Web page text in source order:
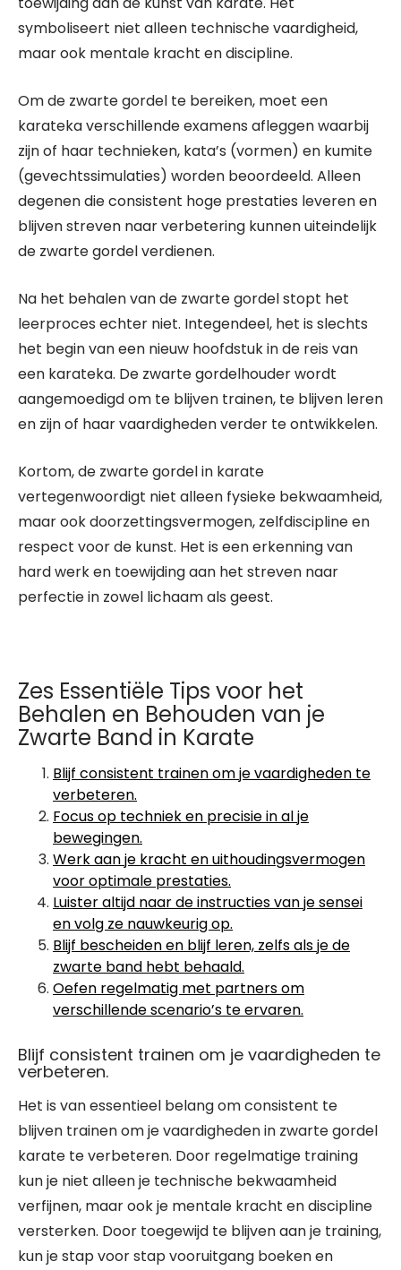
symboliseert niet alleen technische vaardigheid,
maar ook mentale kracht en discipline.
Om de zwarte gordel te bereiken, moet een
karateka verschillende examens afleggen waarbij
zijn of haar technieken, kata’s (vormen) en kumite
(gevechtssimulaties) worden beoordeeld. Alleen
degenen die consistent hoge prestaties leveren en
blijven streven naar verbetering kunnen uiteindelijk
de zwarte gordel verdienen.
Na het behalen van de zwarte gordel stopt het
leerproces echter niet. Integendeel, het is slechts
het begin van een nieuw hoofdstuk in de reis van
een karateka. De zwarte gordelhouder wordt
aangemoedigd om te blijven trainen, te blijven leren
en zijn of haar vaardigheden verder te ontwikkelen.
Kortom, de zwarte gordel in karate
vertegenwoordigt niet alleen fysieke bekwaamheid,
maar ook doorzettingsvermogen, zelfdiscipline en
respect voor de kunst. Het is een erkenning van
hard werk en toewijding aan het streven naar
perfectie in zowel lichaam als geest.
Zes Essentiële Tips voor het
Behalen en Behouden van je
Zwarte Band in Karate
Blijf consistent trainen om je vaardigheden te
verbeteren.
Focus op techniek en precisie in al je
bewegingen.
Werk aan je kracht en uithoudingsvermogen
voor optimale prestaties.
Luister altijd naar de instructies van je sensei
en volg ze nauwkeurig op.
Blijf bescheiden en blijf leren, zelfs als je de
zwarte band hebt behaald.
Oefen regelmatig met partners om
verschillende scenario’s te ervaren.
Blijf consistent trainen om je vaardigheden te
verbeteren.
Het is van essentieel belang om consistent te
blijven trainen om je vaardigheden in zwarte gordel
karate te verbeteren. Door regelmatige training
kun je niet alleen je technische bekwaamheid
verfijnen, maar ook je mentale kracht en discipline
versterken. Door toegewijd te blijven aan je training,
kun je stap voor stap vooruitgang boeken en